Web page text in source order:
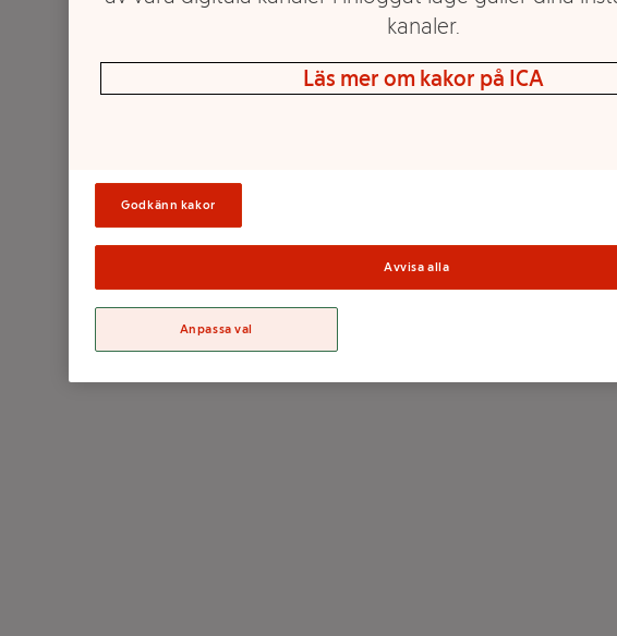
kanaler.
Läs mer om kakor på ICA
Godkänn kakor
Avvisa alla
Anpassa val